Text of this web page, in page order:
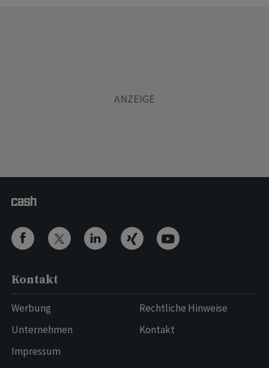
Kontakt
Werbung
Unternehmen
Impressum
Rechtliche Hinweise
Kontakt